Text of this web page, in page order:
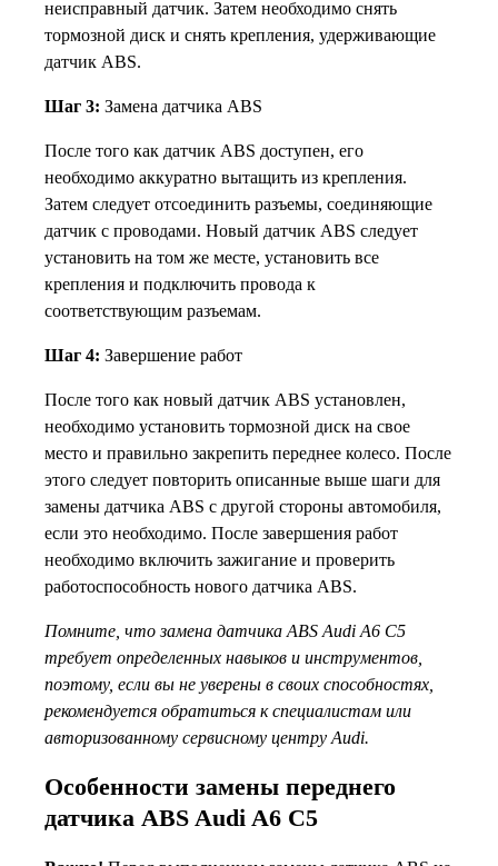
неисправный датчик. Затем необходимо снять
тормозной диск и снять крепления, удерживающие
датчик ABS.
Шаг 3: Замена датчика ABS
После того как датчик ABS доступен, его
необходимо аккуратно вытащить из крепления.
Затем следует отсоединить разъемы, соединяющие
датчик с проводами. Новый датчик ABS следует
установить на том же месте, установить все
крепления и подключить провода к
соответствующим разъемам.
Шаг 4: Завершение работ
После того как новый датчик ABS установлен,
необходимо установить тормозной диск на свое
место и правильно закрепить переднее колесо. После
этого следует повторить описанные выше шаги для
замены датчика ABS с другой стороны автомобиля,
если это необходимо. После завершения работ
необходимо включить зажигание и проверить
работоспособность нового датчика ABS.
Помните, что замена датчика ABS Audi A6 C5
требует определенных навыков и инструментов,
поэтому, если вы не уверены в своих способностях,
рекомендуется обратиться к специалистам или
авторизованному сервисному центру Audi.
Особенности замены переднего
датчика ABS Audi A6 C5